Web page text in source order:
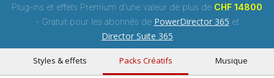
Plug-ins et effets Premium d'une valeur de plus de CHF 14800
- Gratuit pour les abonnés de PowerDirector 365 et
Director Suite 365
Styles & effets Packs Créatifs Musique